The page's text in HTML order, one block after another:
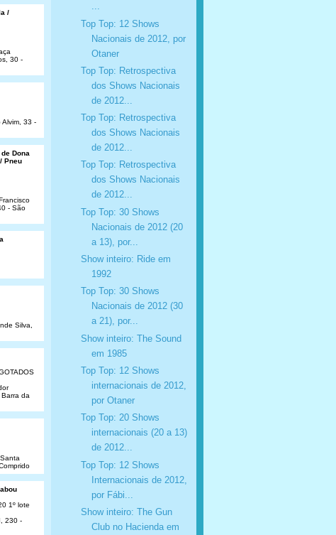
...
Top Top: 12 Shows
Nacionais de 2012, por
Otaner
Top Top: Retrospectiva
dos Shows Nacionais
de 2012...
Top Top: Retrospectiva
dos Shows Nacionais
de 2012...
Top Top: Retrospectiva
dos Shows Nacionais
de 2012...
Top Top: 30 Shows
Nacionais de 2012 (20
a 13), por...
Show inteiro: Ride em
1992
Top Top: 30 Shows
Nacionais de 2012 (30
a 21), por...
Show inteiro: The Sound
em 1985
Top Top: 12 Shows
internacionais de 2012,
por Otaner
Top Top: 20 Shows
internacionais (20 a 13)
de 2012...
Top Top: 12 Shows
Internacionais de 2012,
por Fábi...
Show inteiro: The Gun
Club no Hacienda em
/
30 -
Alvim, 33 -
Dona
Pneu
- São
Silva,
da
1º lote
230 -